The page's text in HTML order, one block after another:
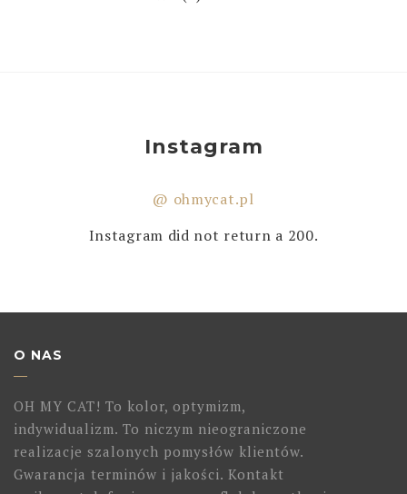
Instagram
@ ohmycat.pl
Instagram did not return a 200.
O NAS
OH MY CAT! To kolor, optymizm,
indywidualizm. To niczym nieograniczone
realizacje szalonych pomysłów klientów.
Gwarancja terminów i jakości. Kontakt